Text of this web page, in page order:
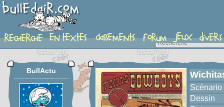
album
BullActu
Scénario
Dessin